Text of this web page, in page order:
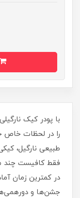
را در لحظات خاص
طبیعی نارگیل،
فقط کافیست چند
در کمترین زمان
جشن‌ها و